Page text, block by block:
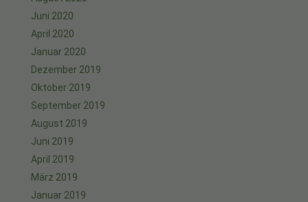
Juni 2020
April 2020
Januar 2020
Dezember 2019
Oktober 2019
September 2019
August 2019
Juni 2019
April 2019
März 2019
Januar 2019